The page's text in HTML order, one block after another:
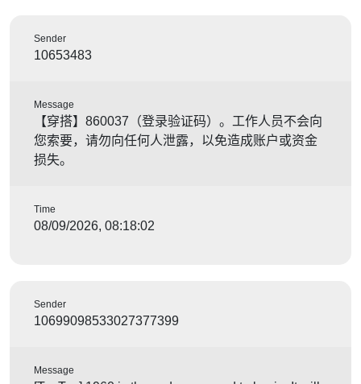
Sender
10653483
Message
【穿搭】860037（登录验证码）。工作人员不会向
您索要，请勿向任何人泄露，以免造成账户或资金
损失。
Time
08/09/2026, 08:18:02
Sender
10699098533027377399
Message